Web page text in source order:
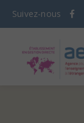
Suivez-nous